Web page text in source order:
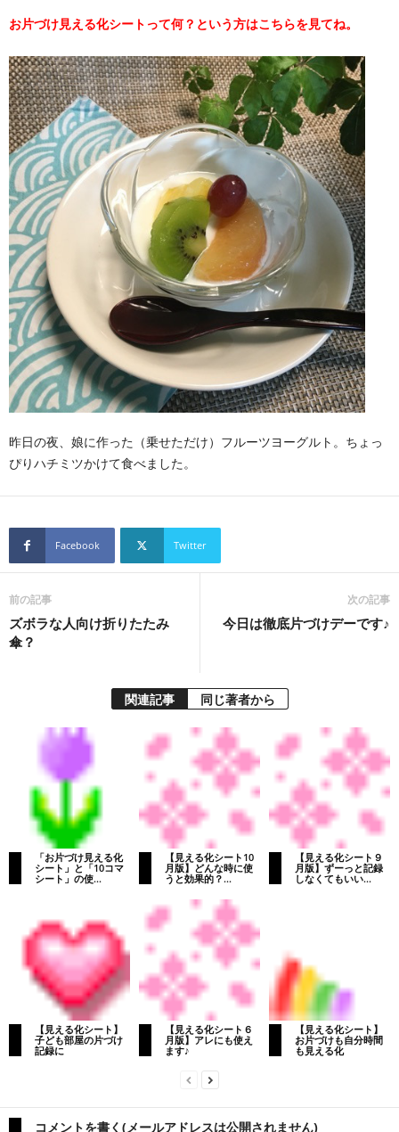
お片づけ見える化シートって何？という方はこちらを見てね。
昨日の夜、娘に作った（乗せただけ）フルーツヨーグルト。ちょっ
ぴりハチミツかけて食べました。
Facebook Twitter
前の記事
ズボラな人向け折りたたみ
傘？
次の記事
今日は徹底片づけデーです♪
関連記事 同じ著者から
「お片づけ見える化
シート」と「10コマ
シート」の使...
【見える化シート10
月版】どんな時に使
うと効果的？...
【見える化シート９
月版】ずーっと記録
しなくてもいい...
【見える化シート】
子ども部屋の片づけ
記録に
【見える化シート６
月版】アレにも使え
ます♪
【見える化シート】
お片づけも自分時間
も見える化
コメントを書く(メールアドレスは公開されません)